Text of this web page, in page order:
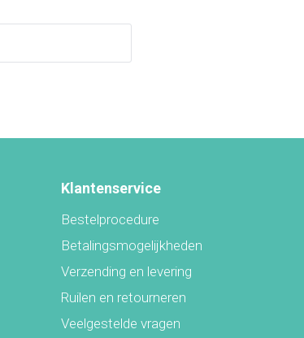
Klantenservice
Bestelprocedure
Betalingsmogelijkheden
Verzending en levering
Ruilen en retourneren
Veelgestelde vragen